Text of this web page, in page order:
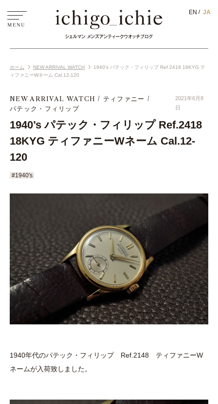
ホーム NEW ARRIVAL WATCH
1940’s パテック・フィリップ Ref.2418 18KYG テ
ィファニーWネーム Cal.12-120
NEW ARRIVAL WATCH
ティファニー
パテック・フィリップ
2021年6月8
日
1940’s パテック・フィリップ Ref.2418
18KYG ティファニーWネーム Cal.12-
120
#1940's
1940年代のパテック・フィリップ Ref.2148 ティファニーW
ネームが入荷致しました。
EN JA